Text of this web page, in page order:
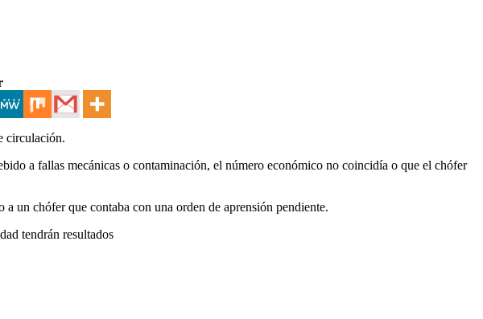
circulación.
a fallas mecánicas o contaminación, el número económico no coincidía o que el chófer
un chófer que contaba con una orden de aprensión pendiente.
tendrán resultados